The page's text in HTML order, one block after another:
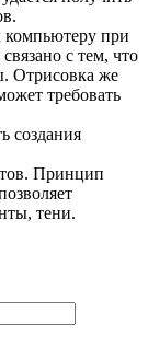
при
с тем, что
Отрисовка же
требовать
создания
Принцип
тени.